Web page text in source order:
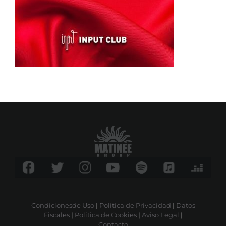
Condicionesde Uso| Política de Privacidad | Datos
Fiscales| Política de Cookies| Aviso Legal |